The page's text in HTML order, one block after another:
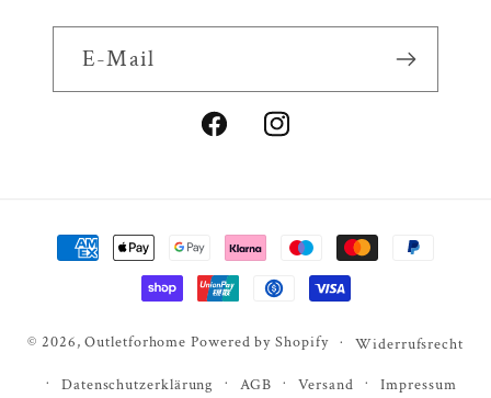
E-Mail
FacebookInstagram
Zahlungsmethoden
© 2026,Outletforhome Powered by Shopify
Widerrufsrecht
Datenschutzerklärung
AGB Versand Impressum